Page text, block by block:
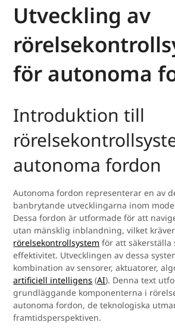
Utveckling av
för autonoma
Introduktion till
autonoma fordon
Autonoma fordon representerar en av
banbrytande utvecklingarna inom
Dessa fordon är utformade för att
utan mänsklig inblandning, vilket
rörelsekontrollsystem för att säkerställa
effektivitet. Utvecklingen av dessa
kombination av sensorer, aktuatorer,
artificiell intelligens (AI). Denna text
grundläggande komponenterna i
autonoma fordon, de teknologiska
framtidsperspektiven.